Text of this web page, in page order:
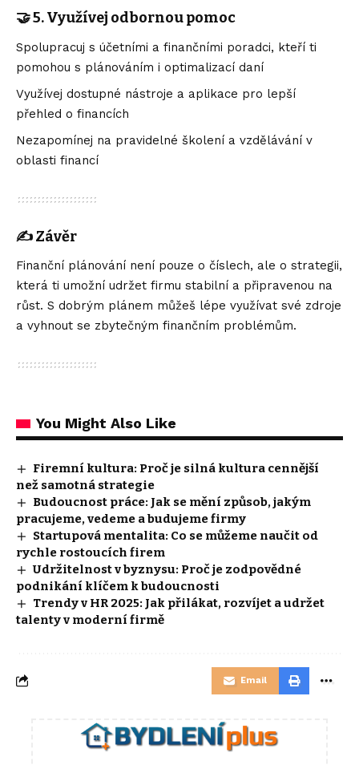
🤝 5. Využívej odbornou pomoc
Spolupracuj s účetními a finančními poradci, kteří ti
pomohou s plánováním i optimalizací daní
Využívej dostupné nástroje a aplikace pro lepší
přehled o financích
Nezapomínej na pravidelné školení a vzdělávání v
oblasti financí
✍️ Závěr
Finanční plánování není pouze o číslech, ale o strategii,
která ti umožní udržet firmu stabilní a připravenou na
růst. S dobrým plánem můžeš lépe využívat své zdroje
a vyhnout se zbytečným finančním problémům.
You Might Also Like
Firemní kultura: Proč je silná kultura cennější
než samotná strategie
Budoucnost práce: Jak se mění způsob, jakým
pracujeme, vedeme a budujeme firmy
Startupová mentalita: Co se můžeme naučit od
rychle rostoucích firem
Udržitelnost v byznysu: Proč je zodpovědné
podnikání klíčem k budoucnosti
Trendy v HR 2025: Jak přilákat, rozvíjet a udržet
talenty v moderní firmě
Email